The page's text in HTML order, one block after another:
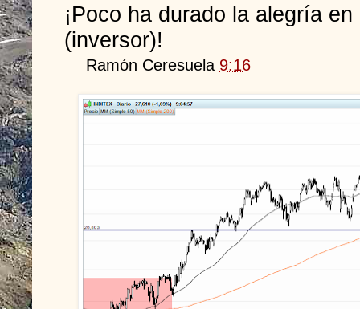
¡Poco ha durado la alegría
(inversor)!
Ramón Ceresuela 9:16